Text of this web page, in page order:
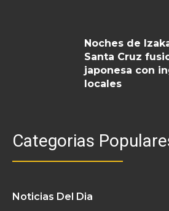
Noches de
Santa Cruz
japonesa con
locales
Categorias
Noticias Del Dia